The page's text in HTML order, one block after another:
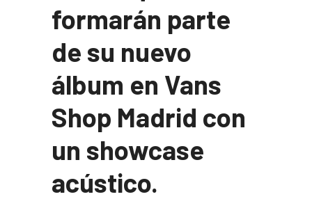
formarán parte
de su nuevo
álbum en Vans
Shop Madrid con
un showcase
acústico.